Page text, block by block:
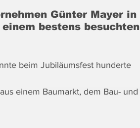
Günter Mayer in
bestens besuchten
beim Jubiläumsfest hunderte
einem Baumarkt, dem Bau- und